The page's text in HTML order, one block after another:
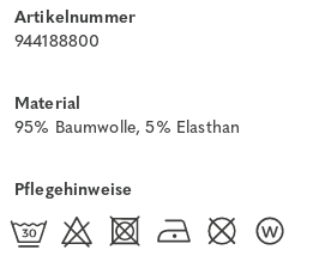
Artikelnummer
944188800
Material
95% Baumwolle, 5% Elasthan
Pflegehinweise